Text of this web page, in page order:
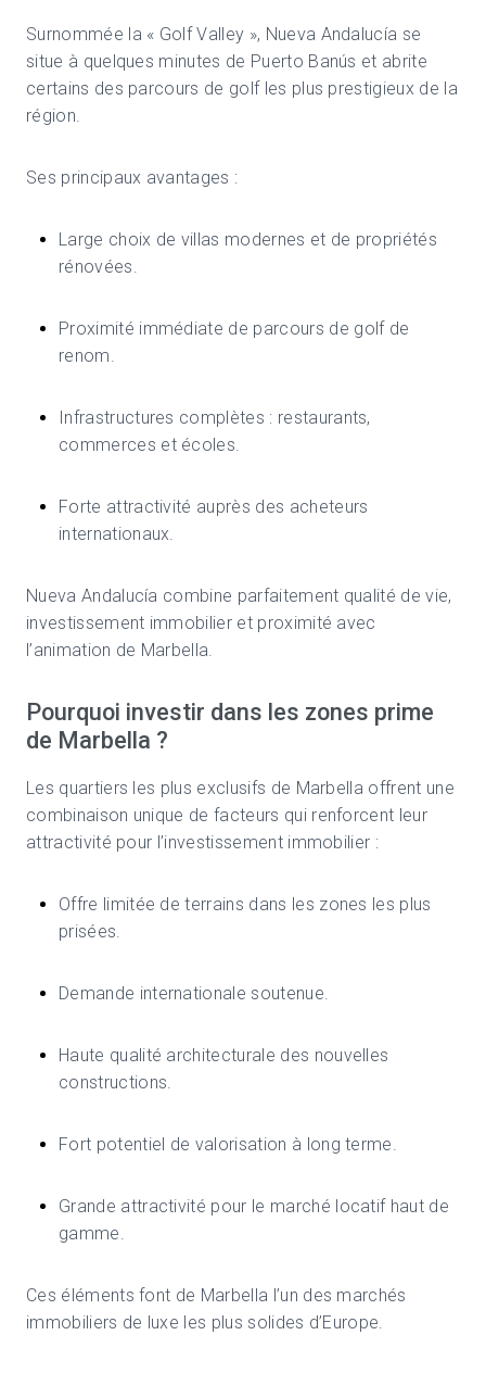
Surnommée la « Golf Valley », Nueva Andalucía se
situe à quelques minutes de Puerto Banús et abrite
certains des parcours de golf les plus prestigieux de la
région.
Ses principaux avantages :
Large choix de villas modernes et de propriétés
rénovées.
Proximité immédiate de parcours de golf de
renom.
Infrastructures complètes : restaurants,
commerces et écoles.
Forte attractivité auprès des acheteurs
internationaux.
Nueva Andalucía combine parfaitement qualité de vie,
investissement immobilier et proximité avec
l’animation de Marbella.
Pourquoi investir dans les zones prime
de Marbella ?
Les quartiers les plus exclusifs de Marbella offrent une
combinaison unique de facteurs qui renforcent leur
attractivité pour l’investissement immobilier :
Offre limitée de terrains dans les zones les plus
prisées.
Demande internationale soutenue.
Haute qualité architecturale des nouvelles
constructions.
Fort potentiel de valorisation à long terme.
Grande attractivité pour le marché locatif haut de
gamme.
Ces éléments font de Marbella l’un des marchés
immobiliers de luxe les plus solides d’Europe.